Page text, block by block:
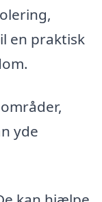
en praktisk
yde